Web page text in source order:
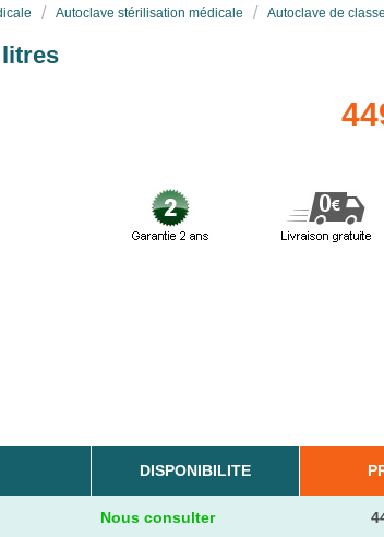
Autoclave stérilisation médicale Autoclave de
litres
DISPONIBILITE
Nous consulter